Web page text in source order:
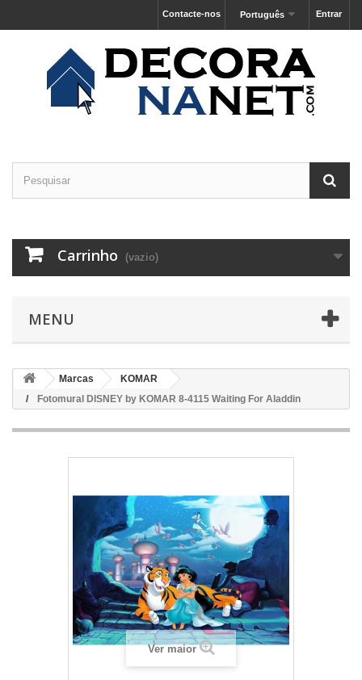
Entrar
Português
Contacte-nos
Carrinho (vazio)
MENU
Marcas
KOMAR
Fotomural DISNEY by KOMAR 8-4115 Waiting For Aladdin
Ver maior